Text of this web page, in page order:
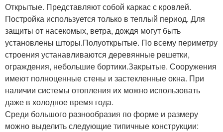
Открытые. Представляют собой каркас с кровлей.
Постройка используется только в теплый период. Для
защиты от насекомых, ветра, дождя могут быть
установлены шторы.Полуоткрытые. По всему периметру
строения устанавливаются деревянные решетки,
ограждения, небольшие бортики.Закрытые. Сооружения
имеют полноценные стены и застекленные окна. При
наличии системы отопления их можно использовать
даже в холодное время года.
Среди большого разнообразия по форме и размеру
можно выделить следующие типичные конструкции: